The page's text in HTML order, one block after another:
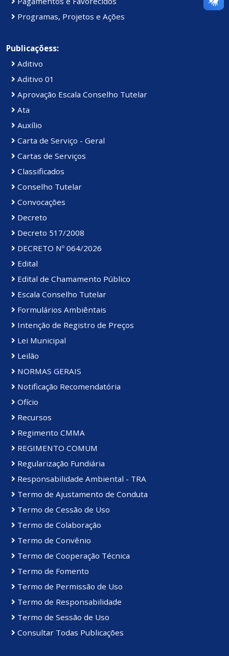
Programas, Projetos e Ações
Publicaçõess:
Aditivo
Aditivo 01
Aprovação Escala Conselho Tutelar
Ata
Auxílio
Carta de Serviço - Geral
Cartas de Serviços
Classificados
Conselho Tutelar
Convocações
Decreto
Decreto 517/2008
DECRETO Nº 064/2026
Edital
Edital de Chamamento Público
Escala Conselho Tutelar
Formulários Ambiêntais
Intenção de Registro de Preços
Lei Municipal
Leilão
NORMAS GERAIS
Notificação Recomendatória
Ofício
Recursos
Regimento CMMA
REGIMENTO COMUM
Regularização Fundiária
Responsabilidade Ambiental - TRA
Termo de Ajustamento de Conduta
Termo de Cessão de Uso
Termo de Colaboração
Termo de Convênio
Termo de Cooperação Técnica
Termo de Fomento
Termo de Permissão de Uso
Termo de Responsabilidade
Termo de Sessão de Uso
Consultar Todas Publicações